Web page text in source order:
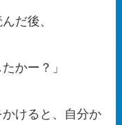
だ後、
かー？」
けると、自分か